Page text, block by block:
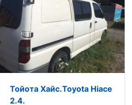
Тойота Хайс.Toyota Hiace
2.4.